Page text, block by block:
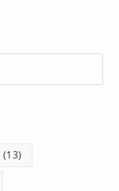
(13)